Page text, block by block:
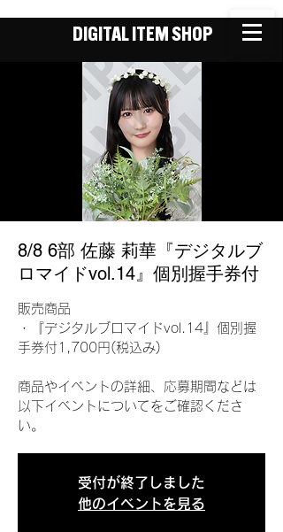
DIGITAL ITEM SHOP
8/8 6部 佐藤 莉華『デジタルブ
ロマイドvol.14』個別握手券付
販売商品
・『デジタルブロマイドvol.14』個別握
手券付1,700円(税込み)
商品やイベントの詳細、応募期間などは
以下イベントについてをご確認くださ
い。
受付が終了しました
他のイベントを見る